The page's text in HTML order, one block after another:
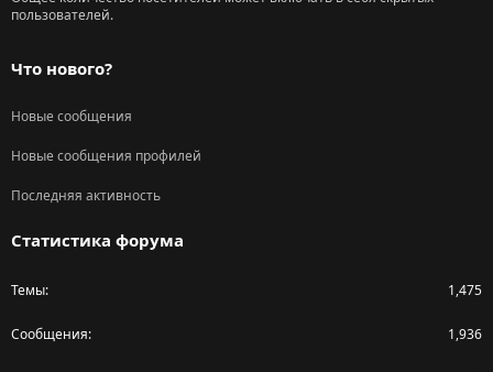
пользователей.
Что нового?
Новые сообщения
Новые сообщения профилей
Последняя активность
Статистика форума
Темы 1,475
Сообщения 1,936